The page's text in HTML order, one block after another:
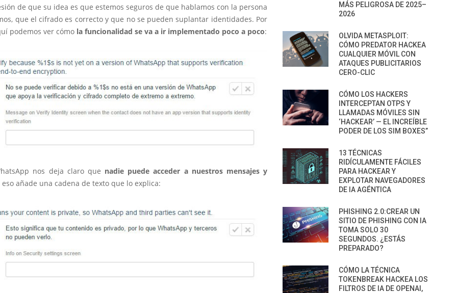
de que su idea es que estemos seguros de que hablamos con la persona
que el cifrado es correcto y que no se pueden suplantar identidades. Por
podemos ver cómo la funcionalidad se va a ir implementado poco a poco:
nos deja claro que nadie puede acceder a nuestros mensajes y
eso añade una cadena de texto que lo explica:
MÁS PELIGROSA DE 2025–
2026
OLVIDA METASPLOIT:
CÓMO PREDATOR HACKEA
CUALQUIER MÓVIL CON
ATAQUES PUBLICITARIOS
CERO-CLIC
CÓMO LOS HACKERS
INTERCEPTAN OTPS Y
LLAMADAS MÓVILES SIN
‘HACKEAR’ — EL INCREÍBLE
PODER DE LOS SIM BOXES”
13 TÉCNICAS
RIDÍCULAMENTE FÁCILES
PARA HACKEAR Y
EXPLOTAR NAVEGADORES
DE IA AGÉNTICA
PHISHING 2.0:CREAR UN
SITIO DE PHISHING CON IA
TOMA SOLO 30
SEGUNDOS. ¿ESTÁS
PREPARADO?
CÓMO LA TÉCNICA
TOKENBREAK HACKEA LOS
FILTROS DE IA DE OPENAI,